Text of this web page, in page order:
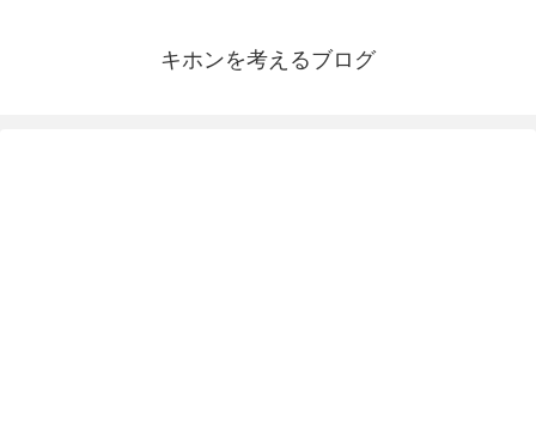
キホンを考えるブログ